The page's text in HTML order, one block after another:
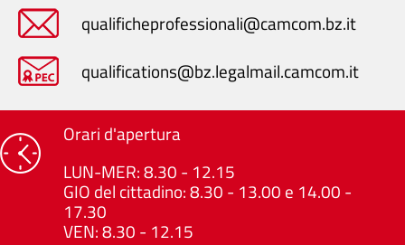
qualificheprofessionali@camcom.bz.it
qualifications@bz.legalmail.camcom.it
Orari d'apertura
LUN-MER: 8.30 - 12.15
GIO del cittadino: 8.30 - 13.00 e 14.00 -
17.30
VEN: 8.30 - 12.15